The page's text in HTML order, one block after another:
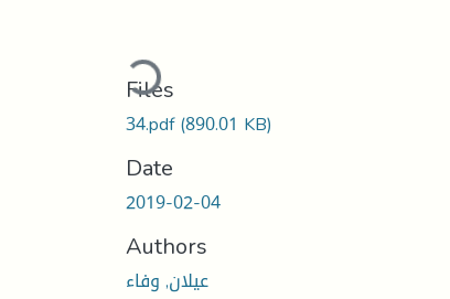
Loading...
Files
34.pdf(890.01 KB)
Date
2019-02-04
Authors
عيلان, وفاء